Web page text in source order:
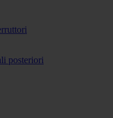
posteriori